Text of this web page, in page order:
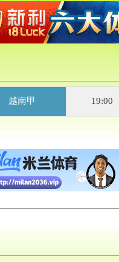
越南甲 19:00